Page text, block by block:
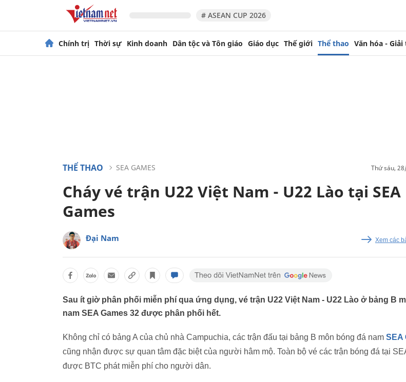
# ASEAN CUP 2026
Chính trị Thời sự Kinh doanh Dân tộc và Tôn giáo Giáo dục Thế giới Thể thao Văn hóa -
THỂ THAO SEA GAMES thứ sáu,
Cháy vé trận U22 Việt Nam - U22 Lào tại SEA
Games
Đại Nam Xem các
Sau ít giờ phân phối miễn phí qua ứng dụng, vé trận U22 Việt Nam - U22 Lào ở bảng B
nam SEA Games 32 được phân phối hết.
Không chỉ có bảng A của chủ nhà Campuchia, các trận đấu tại bảng B môn bóng đá nam SEA
cũng nhận được sự quan tâm đặc biệt của người hâm mộ. Toàn bộ vé các trận bóng đá tại
được BTC phát miễn phí cho người dân.